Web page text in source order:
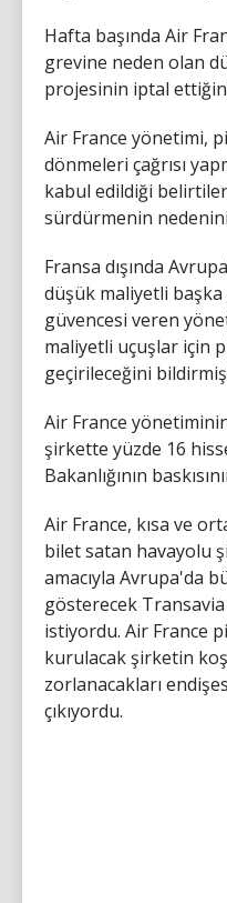
Hafta başında Air
grevine neden olan
projesinin iptal
Air France yönetimi,
dönmeleri çağrısı
kabul edildiği
sürdürmenin
Fransa dışında
düşük maliyetli
güvencesi veren
maliyetli uçuşlar için
geçirileceğini
Air France
şirkette yüzde 16
Bakanlığının
Air France, kısa ve
bilet satan havayolu
amacıyla Avrupa'da
gösterecek
istiyordu. Air France
kurulacak şirketin
zorlanacakları
çıkıyordu.